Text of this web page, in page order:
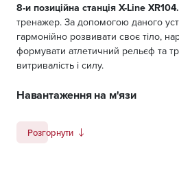
8-и позиційна станція X-Line
тренажер. За допомогою даного
гармонійно розвивати своє тіло,
формувати атлетичний рельєф та
витривалість і силу.
Навантаження на м'язи
навантажувати всі основні групи
Розгорнути